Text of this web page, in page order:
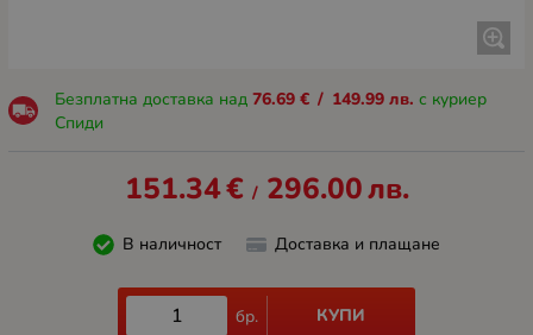
Безплатна доставка над 76.69 € / 149.99 лв. с куриер
Спиди
151.34€ / 296.00лв.
В наличност Доставка и плащане
бр. КУПИ